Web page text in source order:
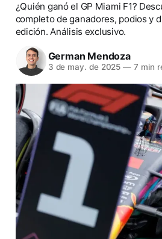
¿Quién ganó el GP Miami F1?
completo de ganadores, podios y
edición. Análisis exclusivo.
German Mendoza
3 de may. de 2025 — 7 min